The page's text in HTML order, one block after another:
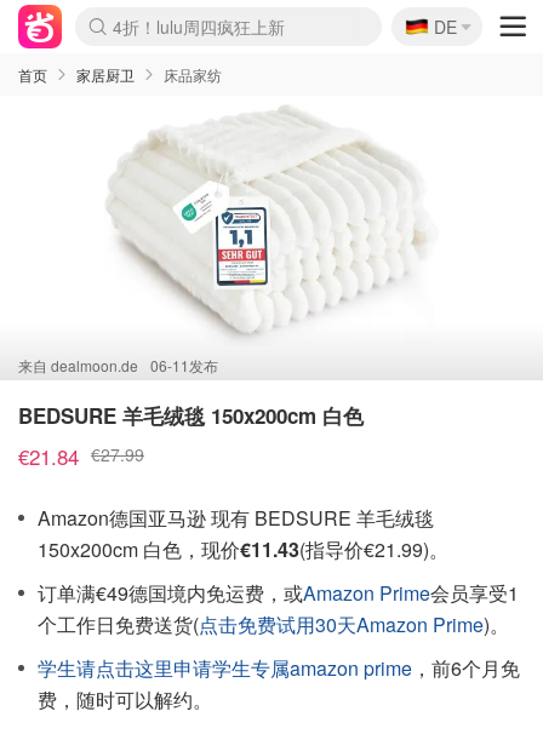
Boticinal 夏促开抢！
4折！lulu周四疯狂上新
还没结束！&OtherStories大促
Joybuy变相75折 随时失效
速领！Stanley独家85折
疑似霸哥！Camper额外叠85折
Zalando 奥莱闪促！每日更新
Moncler反季囤！5折起+叠9折
Coach Brooklyn仅€192
🇩🇪
DE
首页 家居厨卫 床品家纺
来自 dealmoon.de 06-11发布
BEDSURE 羊毛绒毯 150x200cm 白色
€21.84 €27.99
Amazon德国亚马逊 现有 BEDSURE 羊毛绒毯
150x200cm 白色，现价€11.43(指导价€21.99)。
订单满€49德国境内免运费，或Amazon Prime会员享受1
个工作日免费送货(点击免费试用30天Amazon Prime)。
学生请点击这里申请学生专属amazon prime ，前6个月免
费，随时可以解约。